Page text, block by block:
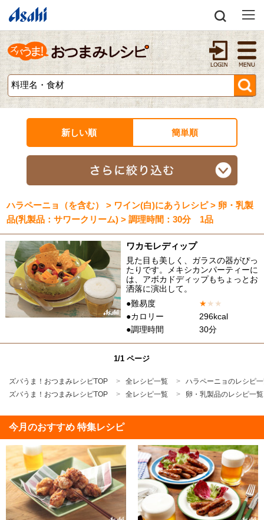
新しい順 簡単順
ハラペーニョ（を含む） > ワイン(白)にあうレシピ > 卵・乳製
品(乳製品：サワークリーム) > 調理時間：30分 1品
ワカモレディップ
見た目も美しく、ガラスの器がぴっ
たりです。メキシカンパーティーに
は、アボカドディップもちょっとお
洒落に演出して。
●難易度
★★ ★
●カロリー
296kcal
●調理時間
30分
1/1 ページ
ズバうま！おつまみレシピTOP 全レシピ一覧
ハラペーニョのレシピ
ズバうま！おつまみレシピTOP
全レシピ一覧 卵・乳製品のレシピ一覧
今月のおすすめ 特集レシピ